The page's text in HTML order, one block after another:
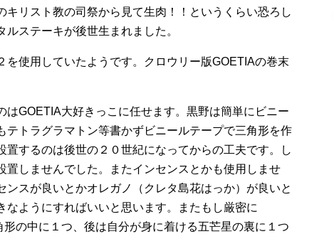
キリスト教の司祭から見て生肉！！というくらい恐ろし
ステーキが後世生まれました。
を使用していたようです。クロウリー版GOETIAの巻末
はGOETIA大好きっこに任せます。黒野は簡単にビニー
テトラグラマトン等書かずビニールテープで三角形を作
置するのは後世の２０世紀になってからの工夫です。し
置しませんでした。またインセンスとかも使用しませ
ンスが良いとかオレガノ（クレタ島花はっか）が良いと
ようにすればいいと思います。またもし厳密に
の中に１つ、後は自分が身に着ける五芒星の裏に１つ